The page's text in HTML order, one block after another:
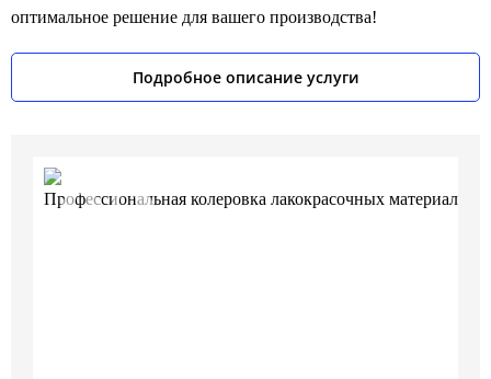
оптимальное решение для вашего производства!
Подробное описание услуги
03